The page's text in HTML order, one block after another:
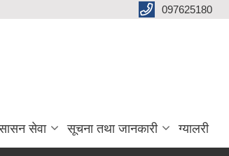
097625180
सेवा सूचना तथा जानकारी ग्यालरी